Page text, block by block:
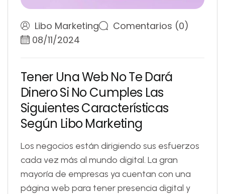
Libo Marketing
Comentarios (0)
08/11/2024
Tener UnaWeb NoTe Dará
DineroSi NoCumples Las
SiguientesCaracterísticas
Según Libo Marketing
Los negocios están dirigiendo sus esfuerzos
cada vez más al mundo digital. La gran
mayoría de empresas ya cuentan con una
página web para tener presencia digital y